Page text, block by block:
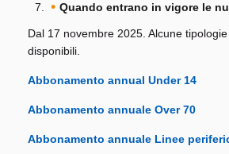
Quando entrano in vigore le
Dal 17 novembre 2025. Alcune
disponibili.
Abbonamento annual Under 14
Abbonamento annuale Over 70
Abbonamento annuale Linee